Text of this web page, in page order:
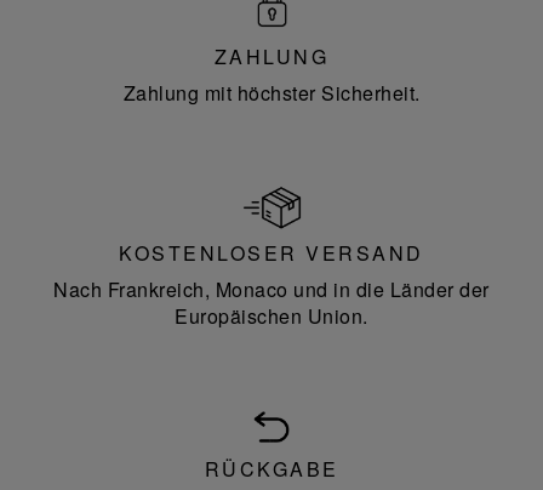
ZAHLUNG
Zahlung mit höchster Sicherheit.
KOSTENLOSER VERSAND
Nach Frankreich, Monaco und in die Länder der
Europäischen Union.
RÜCKGABE